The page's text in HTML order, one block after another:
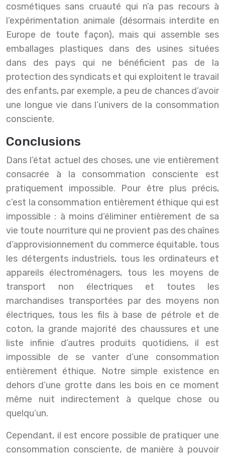
cosmétiques sans cruauté qui n’a pas recours à
l’expérimentation animale (désormais interdite en
Europe de toute façon), mais qui assemble ses
emballages plastiques dans des usines situées
dans des pays qui ne bénéficient pas de la
protection des syndicats et qui exploitent le travail
des enfants, par exemple, a peu de chances d’avoir
une longue vie dans l’univers de la consommation
consciente.
Conclusions
Dans l’état actuel des choses, une vie entièrement
consacrée à la consommation consciente est
pratiquement impossible. Pour être plus précis,
c’est la consommation entièrement éthique qui est
impossible : à moins d’éliminer entièrement de sa
vie toute nourriture qui ne provient pas des chaînes
d’approvisionnement du commerce équitable, tous
les détergents industriels, tous les ordinateurs et
appareils électroménagers, tous les moyens de
transport non électriques et toutes les
marchandises transportées par des moyens non
électriques, tous les fils à base de pétrole et de
coton, la grande majorité des chaussures et une
liste infinie d’autres produits quotidiens, il est
impossible de se vanter d’une consommation
entièrement éthique. Notre simple existence en
dehors d’une grotte dans les bois en ce moment
même nuit indirectement à quelque chose ou
quelqu’un.
Cependant, il est encore possible de pratiquer une
consommation consciente, de manière à pouvoir